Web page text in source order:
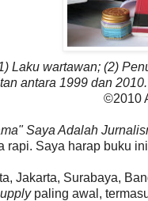
Laku wartawan; (2)
antara 1999 dan
©2010
Saya Adalah
rapi. Saya harap buku
Jakarta, Surabaya,
paling awal,